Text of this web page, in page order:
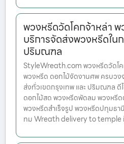
พวงหรีดวัดโคกจ้าหล่า
บริการจัดส่งพวงหรีดใน
ปริมณฑล
StyleWreath.com พวงหรีดวัดโค
พวงหรีด ดอกไม้จัดงานศพ ครบวง
ส่งทั่วเขตกรุงเทพ และ ปริมณฑล ดี
ดอกไม้สด พวงหรีดพัดลม พวงหรีด
พวงหรีดสำเร็จรูป พวงหรีดปทุมธ
ทม Wreath delivery to temple